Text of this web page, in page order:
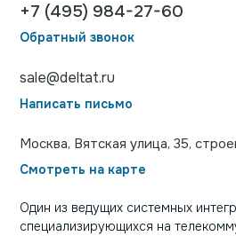
+7 (495) 984-27-60
Обратный звонок
sale@deltat.ru
Написать письмо
Москва, Вятская улица, 35,
Смотреть на карте
Один из ведущих системных
специализирующихся на